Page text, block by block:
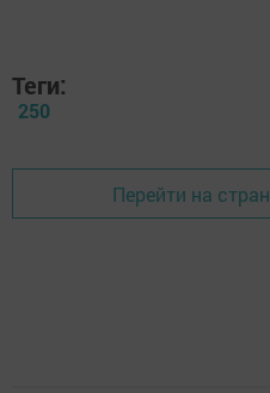
Теги:
250
Перейти на